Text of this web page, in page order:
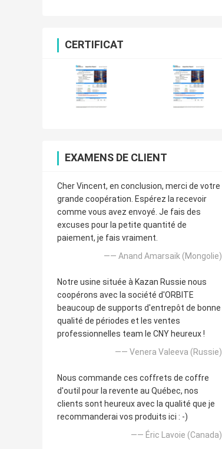
CERTIFICAT
EXAMENS DE CLIENT
Cher Vincent, en conclusion, merci de votre
grande coopération. Espérez la recevoir
comme vous avez envoyé. Je fais des
excuses pour la petite quantité de
paiement, je fais vraiment.
—— Anand Amarsaik (Mongolie)
Notre usine située à Kazan Russie nous
coopérons avec la société d'ORBITE
beaucoup de supports d'entrepôt de bonne
qualité de périodes et les ventes
professionnelles team le CNY heureux !
—— Venera Valeeva (Russie)
Nous commande ces coffrets de coffre
d'outil pour la revente au Québec, nos
clients sont heureux avec la qualité que je
recommanderai vos produits ici : -)
—— Éric Lavoie (Canada)